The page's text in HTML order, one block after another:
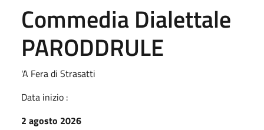
Commedia Dialettale
PARODDRULE
'A Fera di Strasatti
Data inizio :
2 agosto 2026